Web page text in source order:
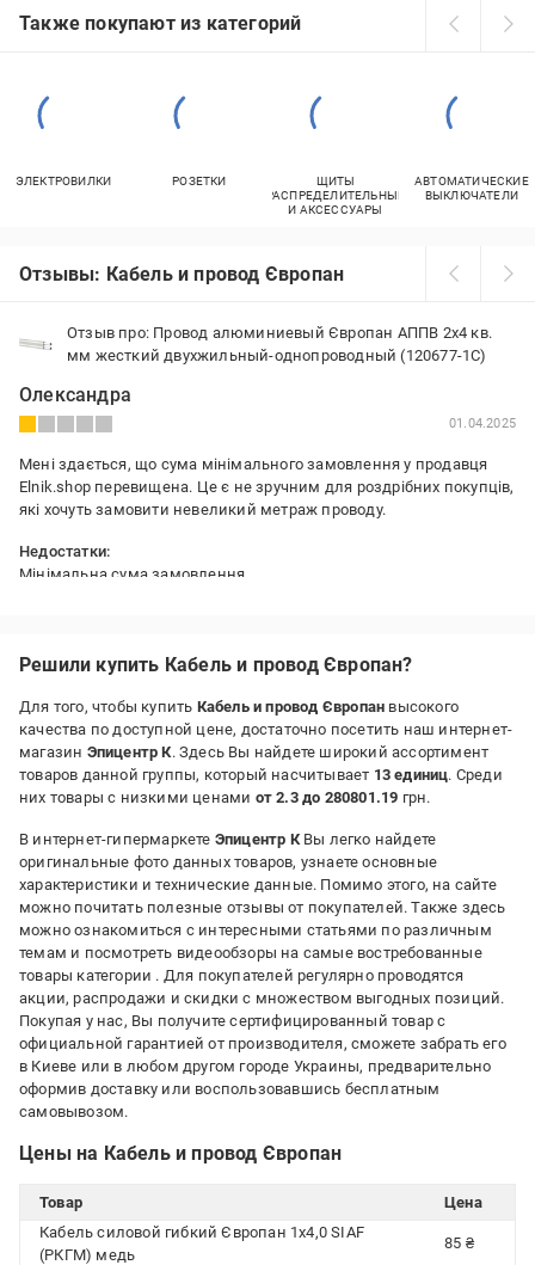
Также покупают из категорий
ЭЛЕКТРОВИЛКИ РОЗЕТКИ
ЩИТЫ
РАСПРЕДЕЛИТЕЛЬНЫЕ
И АКСЕССУАРЫ
АВТОМАТИЧЕСКИЕ
ВЫКЛЮЧАТЕЛИ
Отзывы: Кабель и провод Європан
Отзыв про: Провод алюминиевый Європан АППВ 2х4 кв.
мм жесткий двухжильный-однопроводный (120677-1C)
Олександра
01.04.2025
Мені здається, що сума мінімального замовлення у продавця
Elnik.shop перевищена. Це є не зручним для роздрібних покупців,
які хочуть замовити невеликий метраж проводу.
Недостатки:
Мінімальна сума замовлення
Решили купить Кабель и провод Європан?
Для того, чтобы купить Кабель и провод Європан высокого
качества по доступной цене, достаточно посетить наш интернет-
магазин Эпицентр К. Здесь Вы найдете широкий ассортимент
товаров данной группы, который насчитывает 13 единиц. Среди
них товары с низкими ценами от 2.3 до 280801.19 грн.
В интернет-гипермаркете Эпицентр КВы легко найдете
оригинальные фото данных товаров, узнаете основные
характеристики и технические данные. Помимо этого, на сайте
можно почитать полезные отзывы от покупателей. Также здесь
можно ознакомиться с интересными статьями по различным
темам и посмотреть видеообзоры на самые востребованные
товары категории . Для покупателей регулярно проводятся
акции, распродажи и скидки с множеством выгодных позиций.
Покупая у нас, Вы получите сертифицированный товар с
официальной гарантией от производителя, сможете забрать его
в Киеве или в любом другом городе Украины, предварительно
оформив доставку или воспользовавшись бесплатным
самовывозом.
Цены на Кабель и провод Європан
Товар
Цена
Кабель силовой гибкий Європан 1x4,0 SIAF
(РКГМ) медь
85 ₴